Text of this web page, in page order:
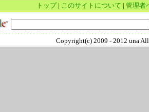
トップ| このサイトについて | 管理者
Copyright(c) 2009 - 2012 una